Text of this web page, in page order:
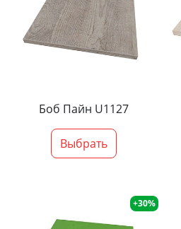
Боб Пайн U1127
Выбрать
+30%